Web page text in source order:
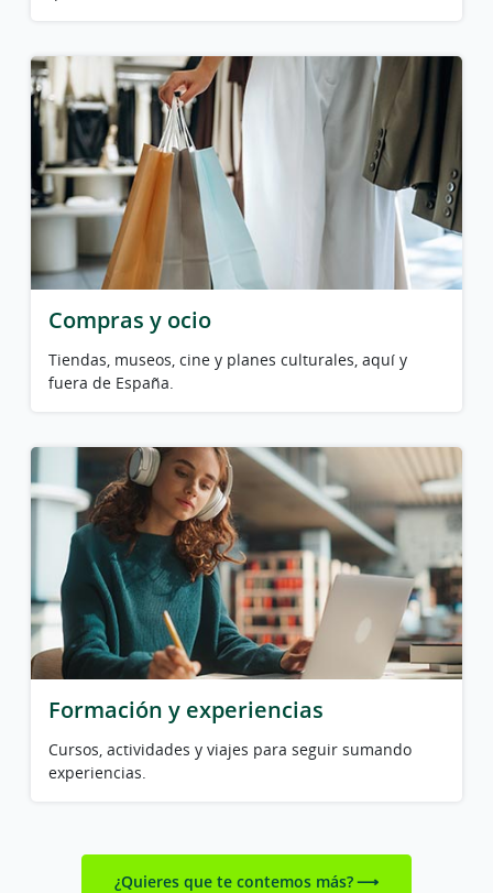
Compras y ocio
Tiendas, museos, cine y planes culturales, aquí y
fuera de España.
Formación y experiencias
Cursos, actividades y viajes para seguir sumando
experiencias.
¿Quieres que te contemos más?